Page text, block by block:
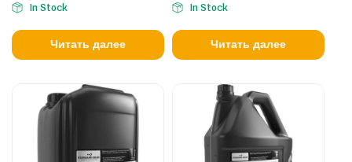
In Stock
Читать далее
In Stock
Читать далее